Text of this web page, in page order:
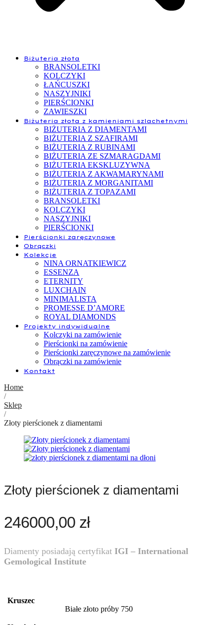
Biżuteria złota
BRANSOLETKI
KOLCZYKI
ŁAŃCUSZKI
NASZYJNIKI
PIERŚCIONKI
ZAWIESZKI
Biżuteria złota z kamieniami szlachetnymi
BIŻUTERIA Z DIAMENTAMI
BIŻUTERIA Z SZAFIRAMI
BIŻUTERIA Z RUBINAMI
BIŻUTERIA ZE SZMARAGDAMI
BIŻUTERIA EKSKLUZYWNA
BIŻUTERIA Z AKWAMARYNAMI
BIŻUTERIA Z MORGANITAMI
BIŻUTERIA Z TOPAZAMI
BRANSOLETKI
KOLCZYKI
NASZYJNIKI
PIERŚCIONKI
Pierścionki zaręczynowe
Obrączki
Kolekcje
NINA ORNATKIEWICZ
ESSENZA
ETERNITY
LUXCHAIN
MINIMALISTA
PROMESSE D’AMORE
ROYAL DIAMONDS
Projekty indywidualne
Kolczyki na zamówienie
Pierścionki na zamówienie
Pierścionki zaręczynowe na zamówienie
Obrączki na zamówienie
Kontakt
Home
/
Sklep
/
Złoty pierścionek z diamentami
Złoty pierścionek z diamentami
246000,00 zł
Diamenty posiadają certyfikat IGI – International
Gemological Institute
Kruszec
Białe złoto próby 750